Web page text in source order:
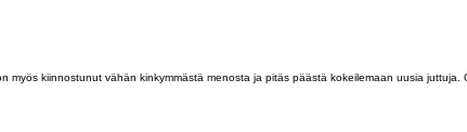
kiinnostunut vähän kinkymmästä menosta ja pitäs päästä kokeilemaan uusia juttuja.